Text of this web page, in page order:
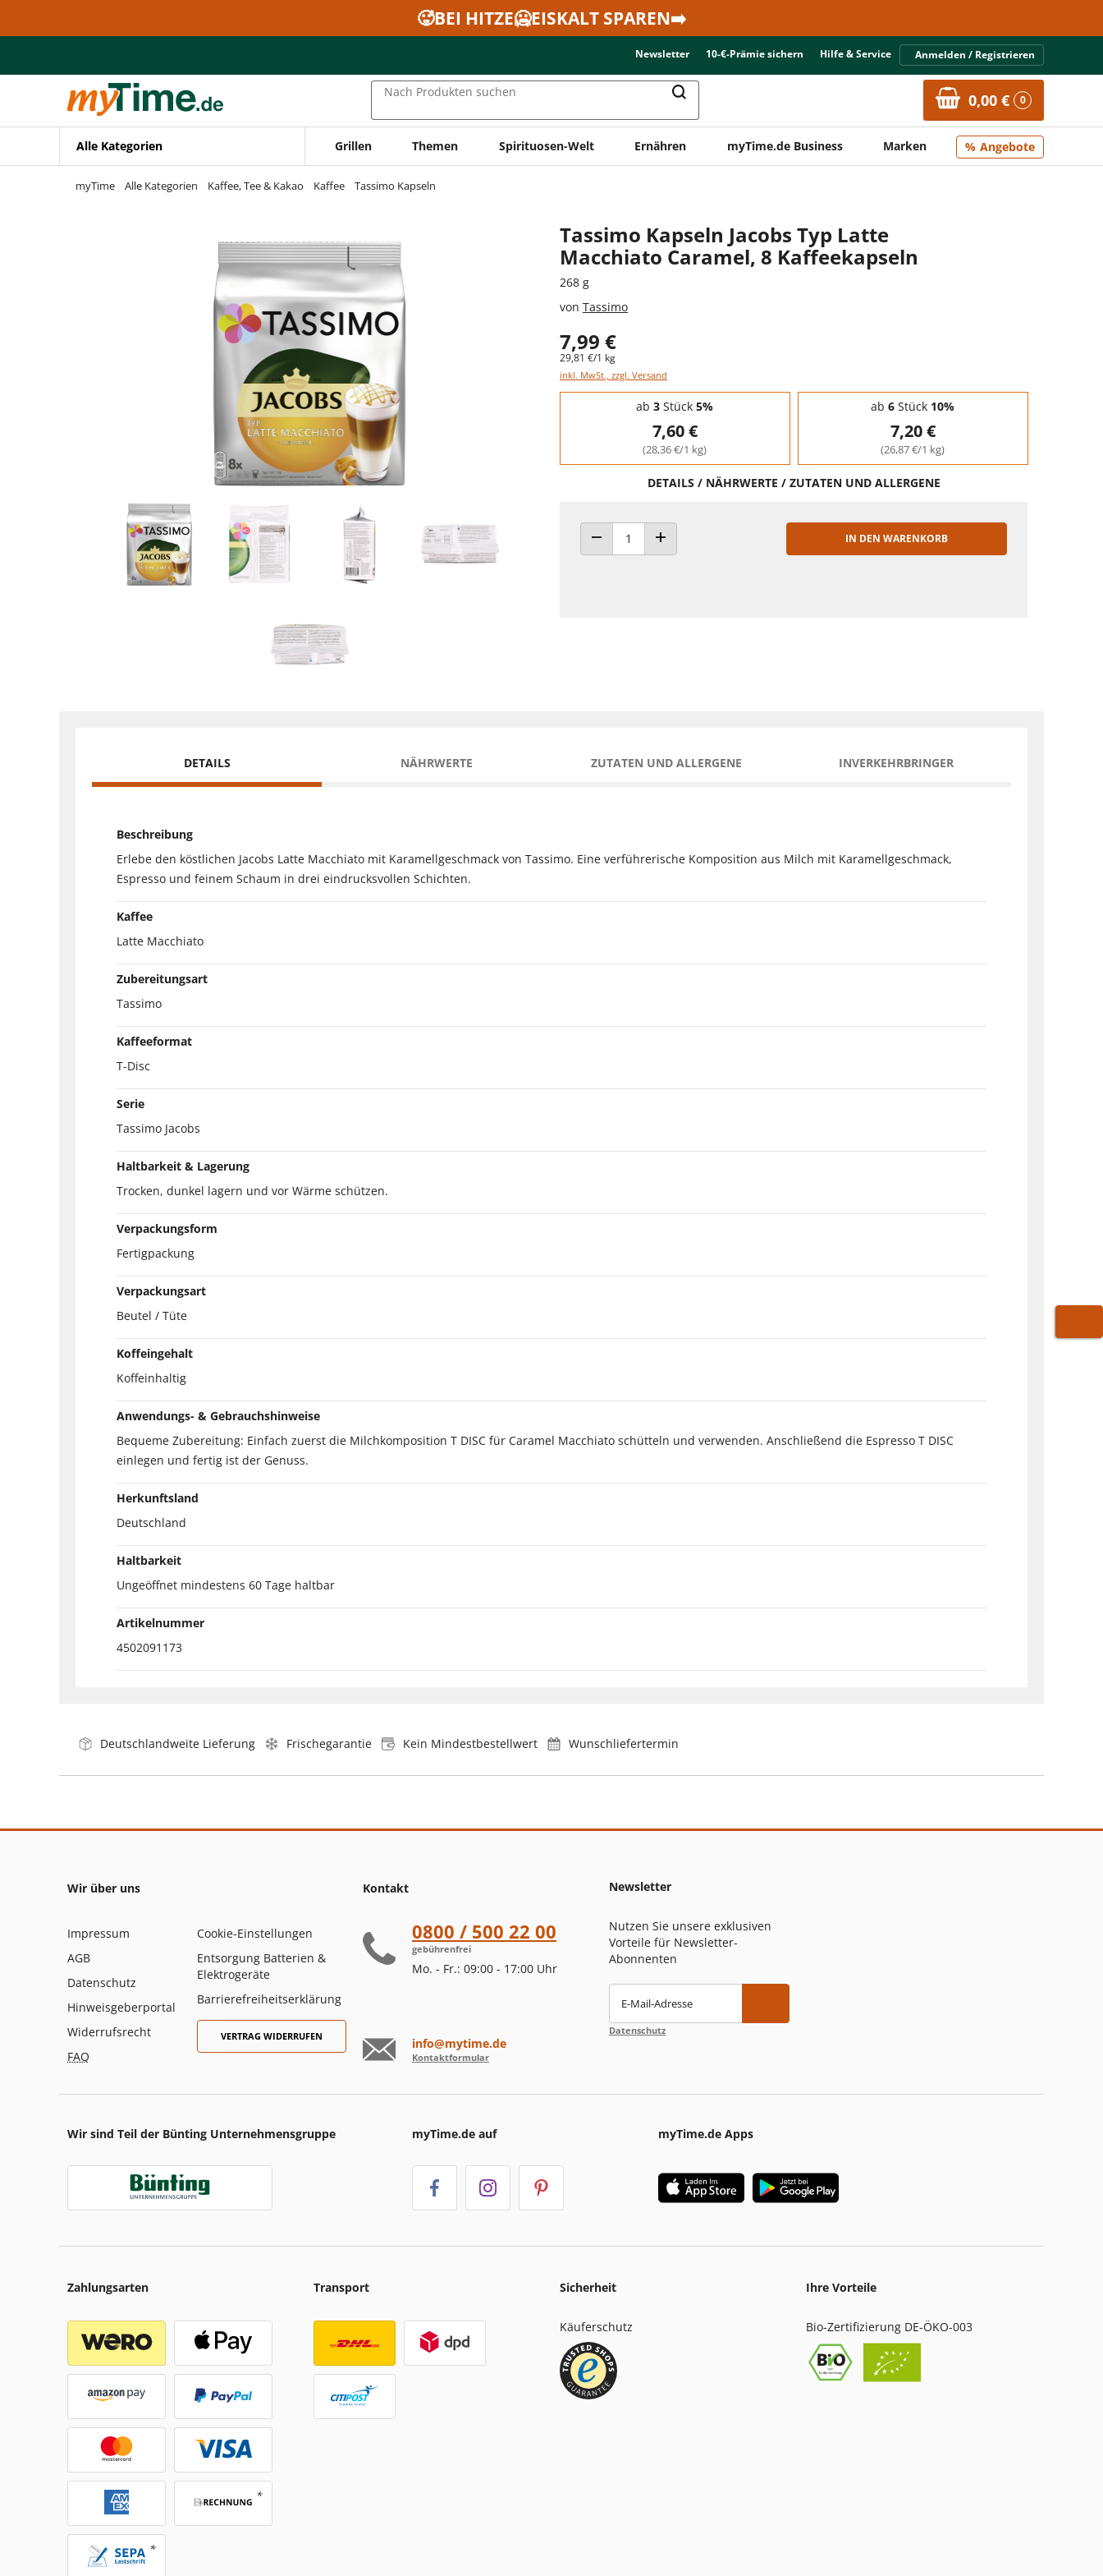
Zur Navigation springen
🥵BEI HITZE🥶EISKALT SPAREN➡️
Newsletter 10-€-Prämie sichern Hilfe & Service Anmelden / Registrieren
Nach Produkten suchen 0,00 € 0
Alle Kategorien Grillen Themen Spirituosen-Welt Ernähren myTime.de Business Marken Angebote
myTime Alle Kategorien Kaffee, Tee & Kakao Kaffee Tassimo Kapseln
Tassimo Kapseln Jacobs Typ Latte
Macchiato Caramel, 8 Kaffeekapseln
268 g
von Tassimo
7,99 €
29,81 €/1 kg
inkl. MwSt., zzgl. Versand
Staffelpreise - Mengenrabatt
ab 3 Stück 5%
7,60 €
(28,36 €/1 kg)
ab 6 Stück 10%
7,20 €
(26,87 €/1 kg)
DETAILS / NÄHRWERTE / ZUTATEN UND ALLERGENE
ANZAHL VERRINGERNANZAHL ERHÖHEN
IN DEN WARENKORB
DETAILS NÄHRWERTE ZUTATEN UND ALLERGENE INVERKEHRBRINGER
Beschreibung
Erlebe den köstlichen Jacobs Latte Macchiato mit Karamellgeschmack von Tassimo. Eine verführerische Komposition aus Milch mit Karamellgeschmack,
Espresso und feinem Schaum in drei eindrucksvollen Schichten.
Kaffee
Latte Macchiato
Zubereitungsart
Tassimo
Kaffeeformat
T-Disc
Serie
Tassimo Jacobs
Haltbarkeit & Lagerung
Trocken, dunkel lagern und vor Wärme schützen.
Verpackungsform
Fertigpackung
Verpackungsart
Beutel / Tüte
Koffeingehalt
Koffeinhaltig
Anwendungs- & Gebrauchshinweise
Bequeme Zubereitung: Einfach zuerst die Milchkomposition T DISC für Caramel Macchiato schütteln und verwenden. Anschließend die Espresso T DISC
einlegen und fertig ist der Genuss.
Herkunftsland
Deutschland
Haltbarkeit
Ungeöffnet mindestens 60 Tage haltbar
Artikelnummer
4502091173
Deutschlandweite Lieferung Frischegarantie Kein Mindestbestellwert Wunschliefertermin
Wir über uns
Impressum
AGB
Datenschutz
Hinweisgeberportal
Widerrufsrecht
FAQ
Cookie-Einstellungen
Entsorgung Batterien &
Elektrogeräte
Barrierefreiheitserklärung
VERTRAG WIDERRUFEN
Kontakt
0800 / 500 22 00
gebührenfrei
Mo. - Fr.: 09:00 - 17:00 Uhr
info@mytime.de
Kontaktformular
Newsletter
Nutzen Sie unsere exklusiven
Vorteile für Newsletter-
Abonnenten
E-Mail-Adresse
Datenschutz
Wir sind Teil der Bünting Unternehmensgruppe myTime.de auf myTime.de Apps
Zahlungsarten Transport Sicherheit
Käuferschutz
Ihre Vorteile
Bio-Zertifizierung DE-ÖKO-003